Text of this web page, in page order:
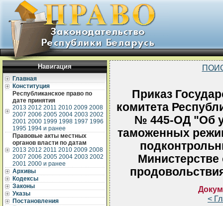
Навигация
Главная
Конституция
Республиканское право по
дате принятия
2013 2012 2011 2010 2009 2008
2007 2006 2005 2004 2003 2002
2001 2000 1999 1998 1997 1996
1995 1994 и ранее
Правовые акты местных
органов власти по датам
2013 2012 2011 2010 2009 2008
2007 2006 2005 2004 2003 2002
2001 2000 и ранее
Архивы
Кодексы
Законы
Указы
Постановления
Приказ
комитета
№ 445-ОД "Об
таможенных
Министерстве
<